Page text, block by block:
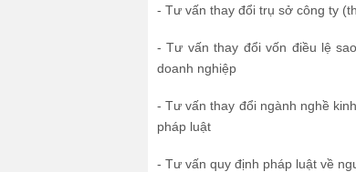
- Tư vấn thay đổi trụ sở công ty
- Tư vấn thay đổi vốn điều lệ
doanh nghiệp
- Tư vấn thay đổi ngành nghề
pháp luật
- Tư vấn quy định pháp luật về